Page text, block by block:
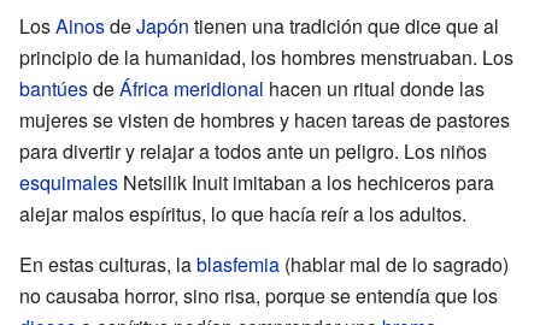
LosAinosdeJapón tienen una tradición que dice que al
principio de la humanidad, los hombres menstruaban. Los
bantúesdeÁfrica meridional hacen un ritual donde las
mujeres se visten de hombres y hacen tareas de pastores
para divertir y relajar a todos ante un peligro. Los niños
esquimales Netsilik Inuit imitaban a los hechiceros para
alejar malos espíritus, lo que hacía reír a los adultos.
En estas culturas, lablasfemia (hablar mal de lo sagrado)
no causaba horror, sino risa, porque se entendía que los